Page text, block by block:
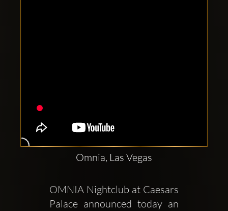
Omnia, Las Vegas
OMNIA Nightclub at Caesars
Palace announced today an